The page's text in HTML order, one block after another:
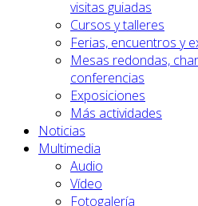
visitas guiadas
Cursos y talleres
Ferias, encuentros y
Mesas redondas,
conferencias
Exposiciones
Más actividades
Noticias
Multimedia
Audio
Vídeo
Fotogalería